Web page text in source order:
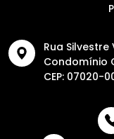
Rua
Condomínio
CEP: 07020-